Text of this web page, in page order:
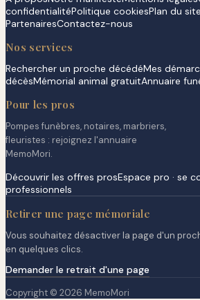
confidentialitéPolitique cookiesPlan du site
PartenairesContactez-nous
Nos services
Rechercher un proche décédéMes
décèsMémorial animal gratuitAnnuaire
Pour les pros
Pompes funèbres, notaires, marbriers,
fleuristes : rejoignez l'annuaire
MemoMori.
Découvrir les offres prosEspace pro · se
professionnels
Retirer une page mémoriale
Vous souhaitez désactiver la page d'un
en quelques clics.
Demander le retrait d'une page
Copyright © 2026 MemoMori